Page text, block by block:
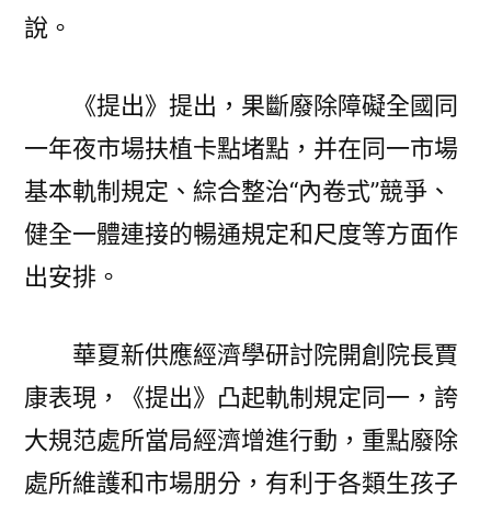
說。
《提出》提出，果斷廢除障礙全國同
一年夜市場扶植卡點堵點，并在同一市場
基本軌制規定、綜合整治“內卷式”競爭、
健全一體連接的暢通規定和尺度等方面作
出安排。
華夏新供應經濟學研討院開創院長賈
康表現，《提出》凸起軌制規定同一，誇
大規范處所當局經濟增進行動，重點廢除
處所維護和市場朋分，有利于各類生孩子